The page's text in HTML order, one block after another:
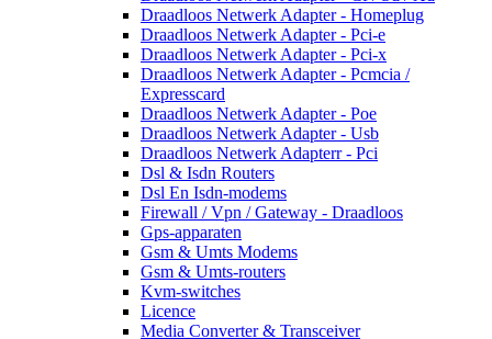
Draadloos Netwerk Adapter - Homeplug
Draadloos Netwerk Adapter - Pci-e
Draadloos Netwerk Adapter - Pci-x
Draadloos Netwerk Adapter - Pcmcia /
Expresscard
Draadloos Netwerk Adapter - Poe
Draadloos Netwerk Adapter - Usb
Draadloos Netwerk Adapterr - Pci
Dsl & Isdn Routers
Dsl En Isdn-modems
Firewall / Vpn / Gateway - Draadloos
Gps-apparaten
Gsm & Umts Modems
Gsm & Umts-routers
Kvm-switches
Licence
Media Converter & Transceiver